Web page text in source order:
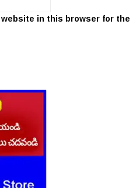
website in this browser for the